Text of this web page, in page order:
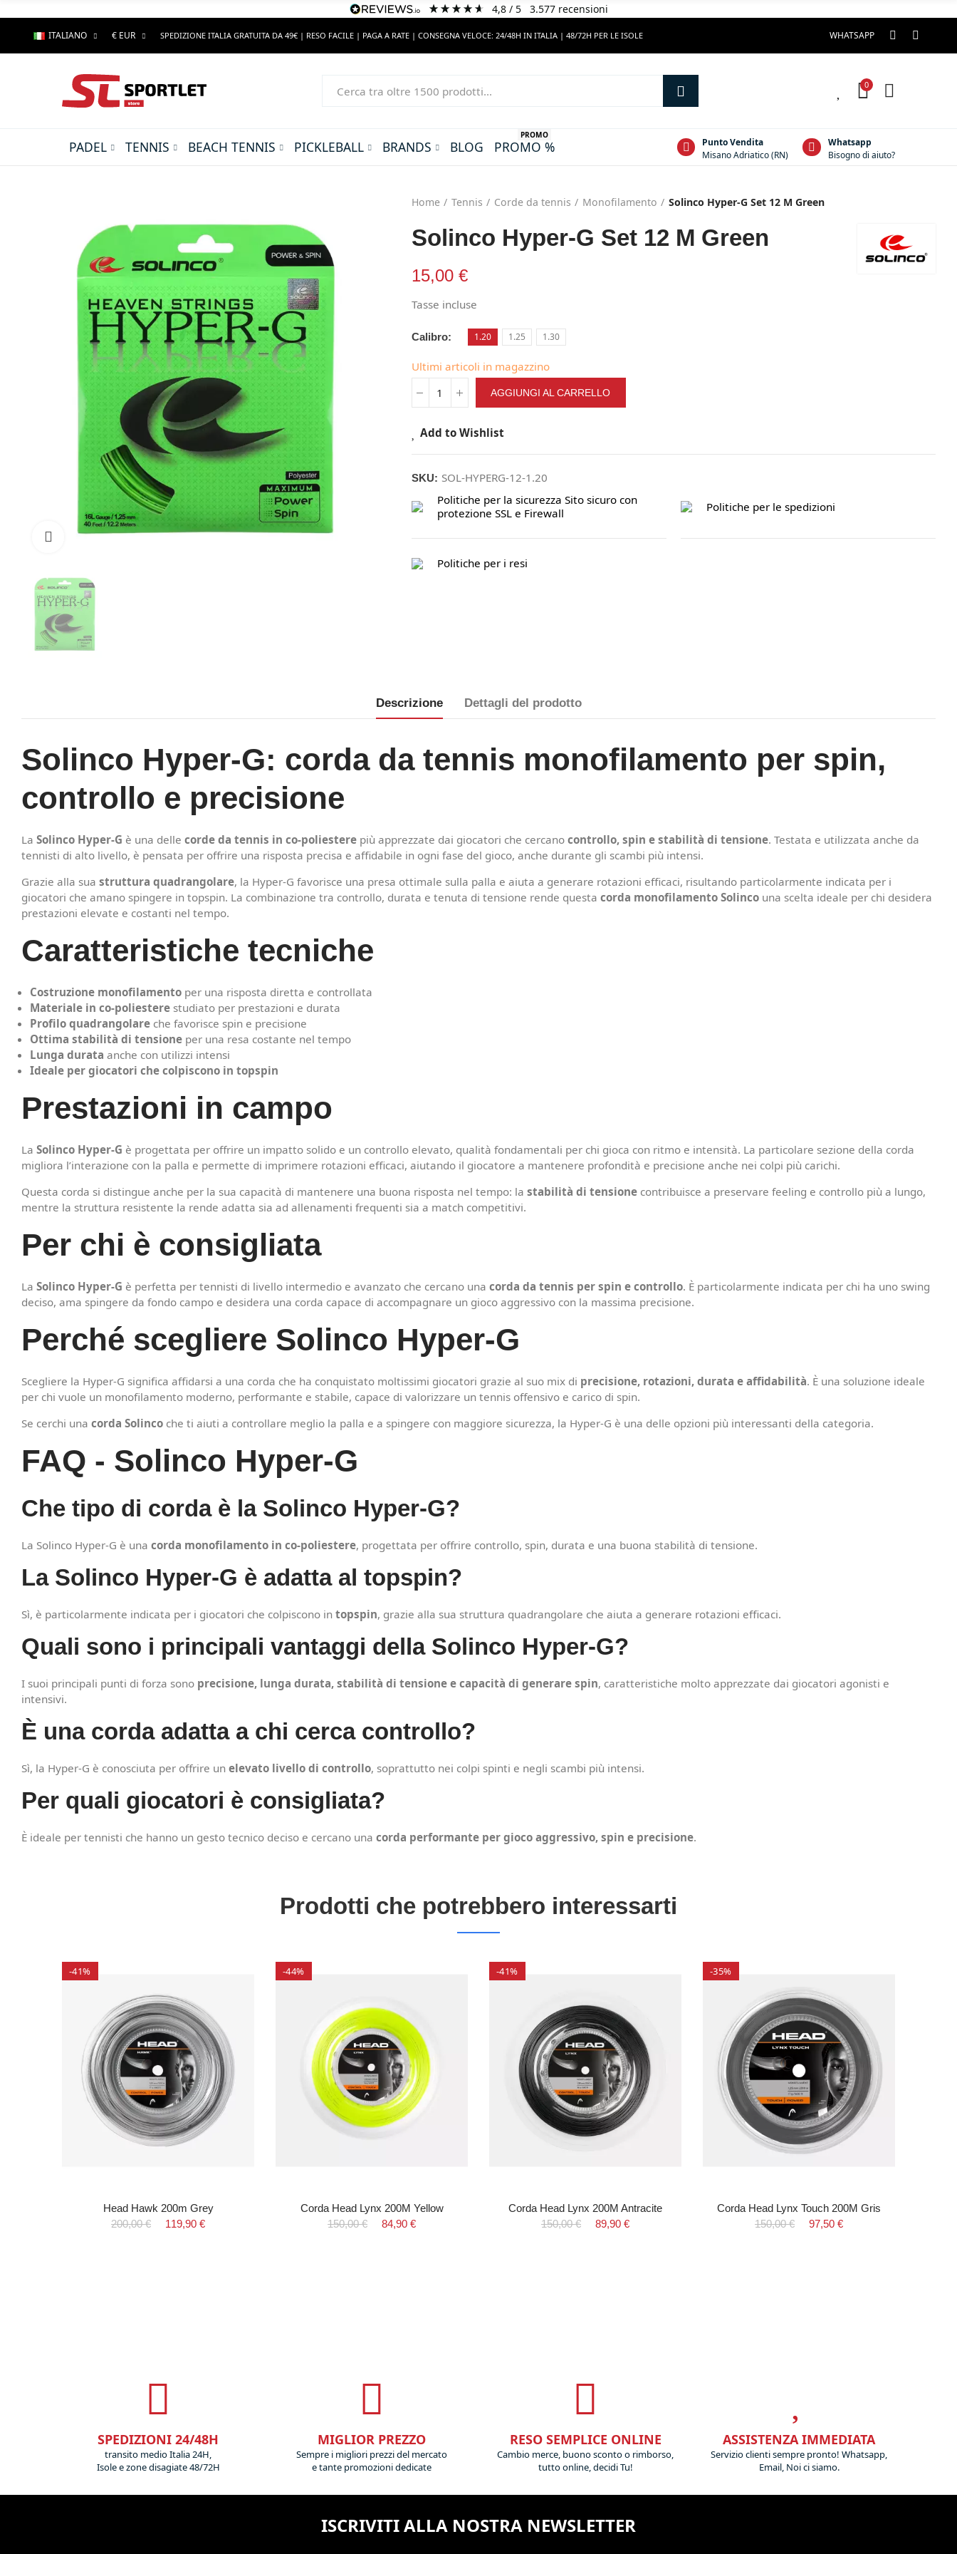
4,8/ 5 3.577 recensioni
ITALIANO € EUR SPEDIZIONE ITALIA GRATUITA DA 49€ | RESO FACILE | PAGA A RATE | CONSEGNA VELOCE: 24/48H IN ITALIA | 48/72H PER LE ISOLE WHATSAPP
0
PADEL TENNIS BEACH TENNIS PICKLEBALL BRANDS BLOG PROMO %
PROMO
Punto Vendita
Misano Adriatico (RN)
Whatsapp
Bisogno di aiuto?
Click to enlarge
Home Tennis Corde da tennis Monofilamento Solinco Hyper-G Set 12 M Green
Solinco Hyper-G Set 12 M Green
15,00 €
Tasse incluse
Calibro 1.20 1.25 1.30
Ultimi articoli in magazzino
AGGIUNGI AL CARRELLO
Add to Wishlist
SKU: SOL-HYPERG-12-1.20
Politiche per la sicurezza Sito sicuro con
protezione SSL e Firewall
Politiche per le spedizioni
Politiche per i resi
Descrizione Dettagli del prodotto
Solinco Hyper-G: corda da tennis monofilamento per spin,
controllo e precisione
La Solinco Hyper-G è una delle corde da tennis in co-poliestere più apprezzate dai giocatori che cercano controllo, spin e stabilità di tensione. Testata e utilizzata anche da
tennisti di alto livello, è pensata per offrire una risposta precisa e affidabile in ogni fase del gioco, anche durante gli scambi più intensi.
Grazie alla sua struttura quadrangolare, la Hyper-G favorisce una presa ottimale sulla palla e aiuta a generare rotazioni efficaci, risultando particolarmente indicata per i
giocatori che amano spingere in topspin. La combinazione tra controllo, durata e tenuta di tensione rende questa corda monofilamento Solinco una scelta ideale per chi desidera
prestazioni elevate e costanti nel tempo.
Caratteristiche tecniche
Costruzione monofilamento per una risposta diretta e controllata
Materiale in co-poliestere studiato per prestazioni e durata
Profilo quadrangolare che favorisce spin e precisione
Ottima stabilità di tensione per una resa costante nel tempo
Lunga durata anche con utilizzi intensi
Ideale per giocatori che colpiscono in topspin
Prestazioni in campo
La Solinco Hyper-G è progettata per offrire un impatto solido e un controllo elevato, qualità fondamentali per chi gioca con ritmo e intensità. La particolare sezione della corda
migliora l’interazione con la palla e permette di imprimere rotazioni efficaci, aiutando il giocatore a mantenere profondità e precisione anche nei colpi più carichi.
Questa corda si distingue anche per la sua capacità di mantenere una buona risposta nel tempo: la stabilità di tensione contribuisce a preservare feeling e controllo più a lungo,
mentre la struttura resistente la rende adatta sia ad allenamenti frequenti sia a match competitivi.
Per chi è consigliata
La Solinco Hyper-G è perfetta per tennisti di livello intermedio e avanzato che cercano una corda da tennis per spin e controllo. È particolarmente indicata per chi ha uno swing
deciso, ama spingere da fondo campo e desidera una corda capace di accompagnare un gioco aggressivo con la massima precisione.
Perché scegliere Solinco Hyper-G
Scegliere la Hyper-G significa affidarsi a una corda che ha conquistato moltissimi giocatori grazie al suo mix di precisione, rotazioni, durata e affidabilità. È una soluzione ideale
per chi vuole un monofilamento moderno, performante e stabile, capace di valorizzare un tennis offensivo e carico di spin.
Se cerchi una corda Solinco che ti aiuti a controllare meglio la palla e a spingere con maggiore sicurezza, la Hyper-G è una delle opzioni più interessanti della categoria.
FAQ - Solinco Hyper-G
Che tipo di corda è la Solinco Hyper-G?
La Solinco Hyper-G è una corda monofilamento in co-poliestere, progettata per offrire controllo, spin, durata e una buona stabilità di tensione.
La Solinco Hyper-G è adatta al topspin?
Sì, è particolarmente indicata per i giocatori che colpiscono in topspin, grazie alla sua struttura quadrangolare che aiuta a generare rotazioni efficaci.
Quali sono i principali vantaggi della Solinco Hyper-G?
I suoi principali punti di forza sono precisione, lunga durata, stabilità di tensione e capacità di generare spin, caratteristiche molto apprezzate dai giocatori agonisti e
intensivi.
È una corda adatta a chi cerca controllo?
Sì, la Hyper-G è conosciuta per offrire un elevato livello di controllo, soprattutto nei colpi spinti e negli scambi più intensi.
Per quali giocatori è consigliata?
È ideale per tennisti che hanno un gesto tecnico deciso e cercano una corda performante per gioco aggressivo, spin e precisione.
Prodotti che potrebbero interessarti
-41%
Head Hawk 200m Grey
200,00 €
119,90 €
-44%
Corda Head Lynx 200M Yellow
150,00 €
84,90 €
-41%
Corda Head Lynx 200M Antracite
150,00 €
89,90 €
-35%
Corda Head Lynx Touch 200M Gris
150,00 €
97,50 €
SPEDIZIONI 24/48H
transito medio Italia 24H,
Isole e zone disagiate 48/72H
MIGLIOR PREZZO
Sempre i migliori prezzi del mercato
e tante promozioni dedicate
RESO SEMPLICE ONLINE
Cambio merce, buono sconto o rimborso,
tutto online, decidi Tu!
ASSISTENZA IMMEDIATA
Servizio clienti sempre pronto! Whatsapp,
Email, Noi ci siamo.
ISCRIVITI ALLA NOSTRA NEWSLETTER